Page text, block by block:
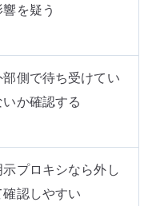
を疑う
部側で待ち受けてい
いか確認する
示プロキシなら外し
確認しやすい